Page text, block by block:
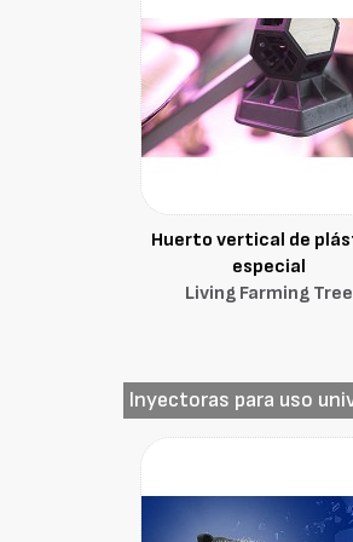
Huerto vertical de
especial
Living Farming Tree
Inyectoras para uso